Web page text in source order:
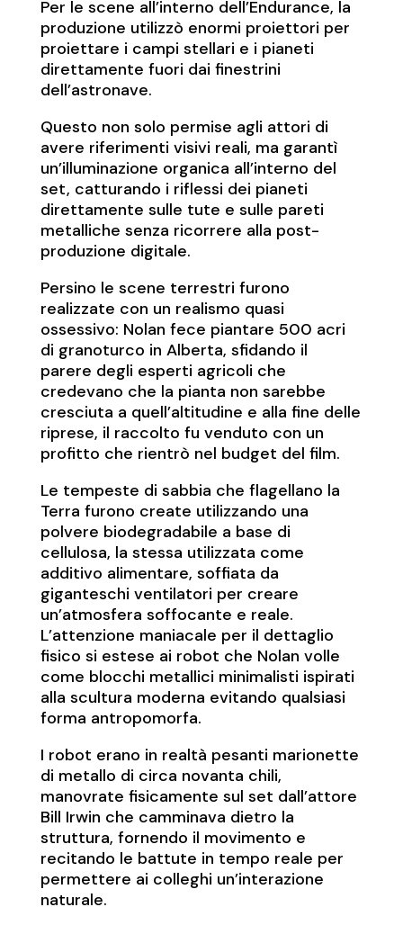
Per le scene all’interno dell’Endurance, la
produzione utilizzò enormi proiettori per
proiettare i campi stellari e i pianeti
direttamente fuori dai finestrini
dell’astronave.
Questo non solo permise agli attori di
avere riferimenti visivi reali, ma garantì
un’illuminazione organica all’interno del
set, catturando i riflessi dei pianeti
direttamente sulle tute e sulle pareti
metalliche senza ricorrere alla post-
produzione digitale.
Persino le scene terrestri furono
realizzate con un realismo quasi
ossessivo: Nolan fece piantare 500 acri
di granoturco in Alberta, sfidando il
parere degli esperti agricoli che
credevano che la pianta non sarebbe
cresciuta a quell’altitudine e alla fine delle
riprese, il raccolto fu venduto con un
profitto che rientrò nel budget del film.
Le tempeste di sabbia che flagellano la
Terra furono create utilizzando una
polvere biodegradabile a base di
cellulosa, la stessa utilizzata come
additivo alimentare, soffiata da
giganteschi ventilatori per creare
un’atmosfera soffocante e reale.
L’attenzione maniacale per il dettaglio
fisico si estese ai robot che Nolan volle
come blocchi metallici minimalisti ispirati
alla scultura moderna evitando qualsiasi
forma antropomorfa.
I robot erano in realtà pesanti marionette
di metallo di circa novanta chili,
manovrate fisicamente sul set dall’attore
Bill Irwin che camminava dietro la
struttura, fornendo il movimento e
recitando le battute in tempo reale per
permettere ai colleghi un’interazione
naturale.